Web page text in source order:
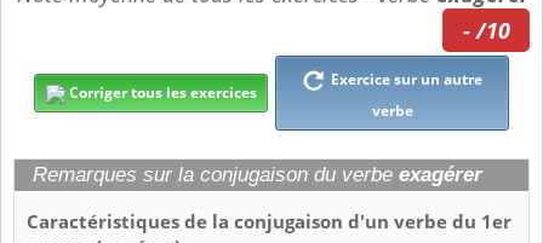
- /10
Corriger tous les exercices
Exercice sur un autre
verbe
Remarques sur la conjugaison du verbe exagérer
Caractéristiques de la conjugaison d'un verbe du 1er